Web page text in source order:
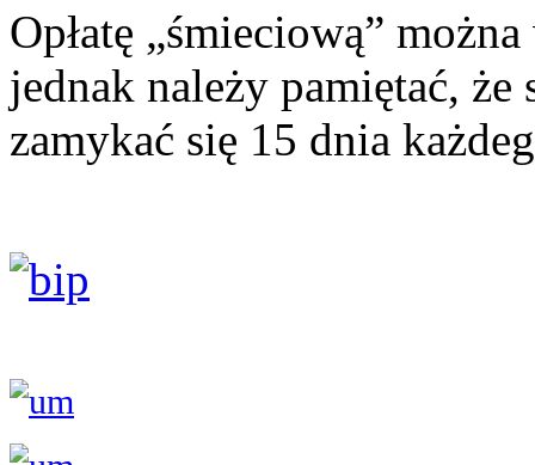
Opłatę „śmieciową”
jednak należy pamiętać,
zamykać się 15 dnia